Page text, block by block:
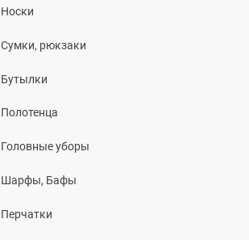
Носки
Сумки, рюкзаки
Бутылки
Полотенца
Головные уборы
Шарфы, Бафы
Перчатки